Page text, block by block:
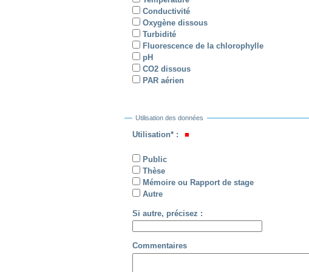
Conductivité
Oxygène dissous
Turbidité
Fluorescence de la chlorophylle
pH
CO2 dissous
PAR aérien
Utilisation des données
Utilisation* :
Public
Thèse
Mémoire ou Rapport de stage
Autre
Si autre, précisez :
Commentaires